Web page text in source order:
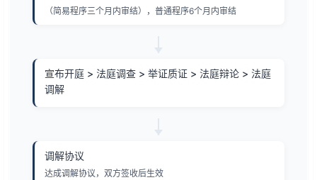
（简易程序三个月内审结），普通程序6个月内审结
宣布开庭 > 法庭调查 > 举证质证 > 法庭辩论 > 法庭
调解
调解协议
达成调解协议，双方签收后生效